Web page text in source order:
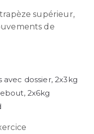
supérieur,
de
dossier, 2x3kg
2x6kg